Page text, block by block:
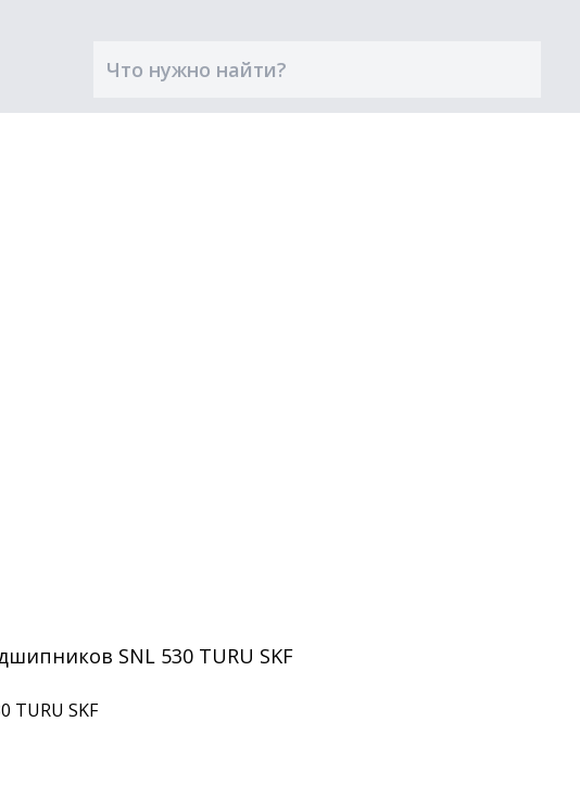
SNL 530 TURU SKF
TURU SKF